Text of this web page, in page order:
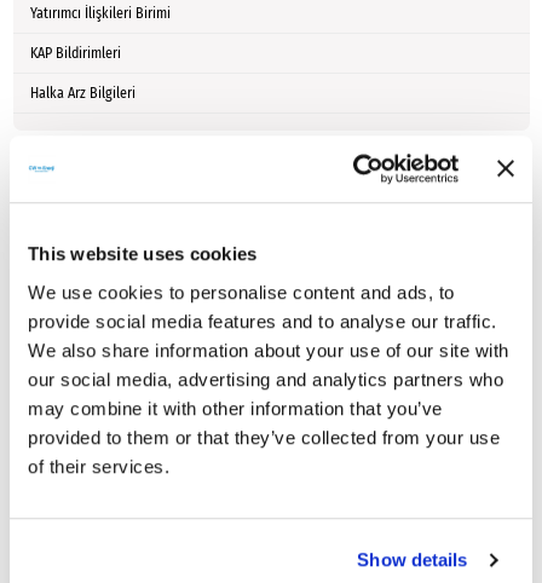
This website uses cookies
We use cookies to personalise content and ads, to
provide social media features and to analyse our traffic.
We also share information about your use of our site with
our social media, advertising and analytics partners who
may combine it with other information that you’ve
provided to them or that they’ve collected from your use
of their services.
Show details
Yatırımcı İlişkileri Birimi
KAP Bildirimleri
Halka Arz Bilgileri
Şirket Politikaları
Ücretlendirme Politikası
Bilgilendirme Politikası İncele
Bağış ve Yardım Politikası
Rüşvet ve Yolsuzlukla Mücadele Politikası
İncele
İncele